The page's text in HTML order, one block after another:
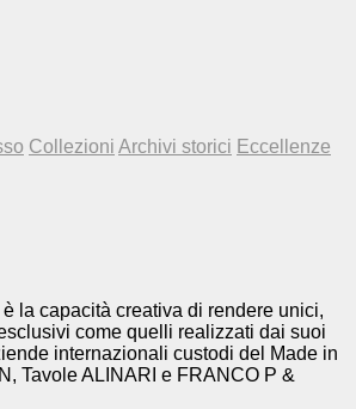
Collezioni Archivi storici Eccellenze
è la capacità creativa di rendere unici,
come quelli realizzati dai suoi
internazionali custodi del Made in
Tavole ALINARI e FRANCO P &